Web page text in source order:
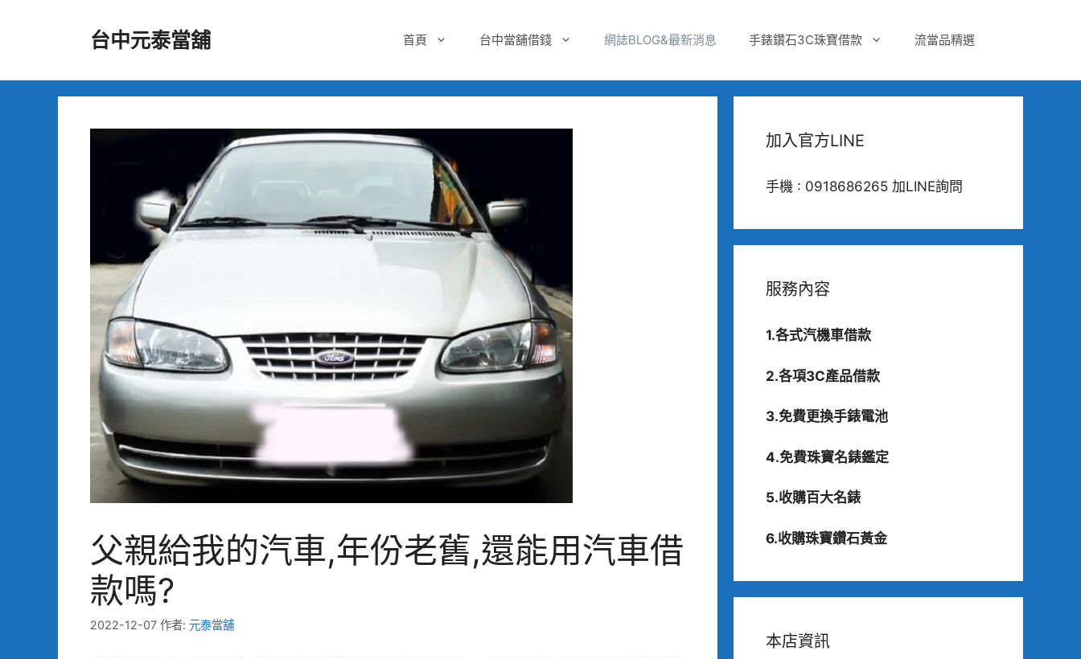
台中元泰當舖 首頁 台中當舖借錢 網誌BLOG&最新消息 手錶鑽石3C珠寶借款 流當品精選
父親給我的汽車,年份老舊,還能用汽車借
款嗎?
2022-12-07 作者: 元泰當舖
加入官方LINE
手機 : 0918686265 加LINE詢問
服務內容
1.各式汽機車借款
2.各項3C產品借款
3.免費更換手錶電池
4.免費珠寶名錶鑑定
5.收購百大名錶
6.收購珠寶鑽石黃金
本店資訊